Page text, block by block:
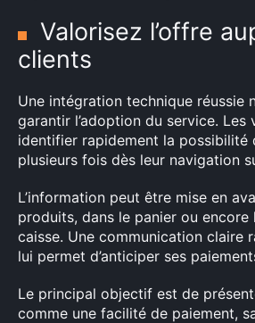
Valorisez l’offre
clients
Une intégration technique réussie
garantir l’adoption du service. Les
identifier rapidement la possibilité
plusieurs fois dès leur navigation
L’information peut être mise en
produits, dans le panier ou encore
caisse. Une communication claire
lui permet d’anticiper ses
Le principal objectif est de
comme une facilité de paiement,